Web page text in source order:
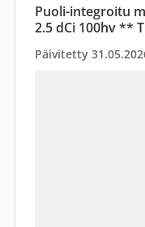
Puoli-integroitu
2.5 dCi 100hv **
Päivitetty